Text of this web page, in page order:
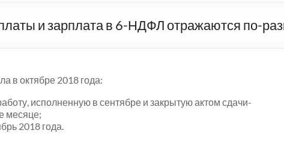
и зарплата в 6-НДФЛ отражаются по-
в октябре 2018 года:
исполненную в сентябре и закрытую актом сдачи-
месяце;
2018 года.